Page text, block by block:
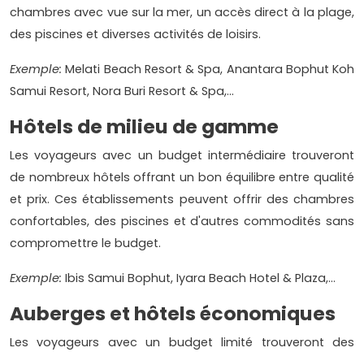
chambres avec vue sur la mer, un accès direct à la plage,
des piscines et diverses activités de loisirs.
Exemple:Melati Beach Resort & Spa, Anantara Bophut Koh
Samui Resort, Nora Buri Resort & Spa,...
Hôtels de milieu de gamme
Les voyageurs avec un budget intermédiaire trouveront
de nombreux hôtels offrant un bon équilibre entre qualité
et prix. Ces établissements peuvent offrir des chambres
confortables, des piscines et d'autres commodités sans
compromettre le budget.
Exemple: Ibis Samui Bophut, Iyara Beach Hotel & Plaza,...
Auberges et hôtels économiques
Les voyageurs avec un budget limité trouveront des